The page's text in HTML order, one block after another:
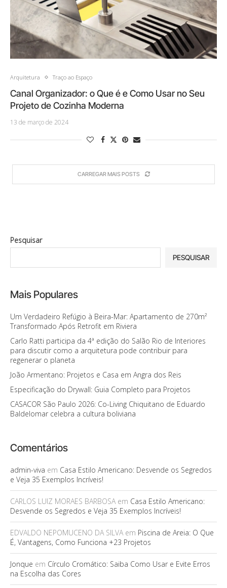
Arquitetura Traço ao Espaço
Canal Organizador: o Que é e Como Usar no Seu
Projeto de Cozinha Moderna
13 de março de 2024
CARREGAR MAIS POSTS
Pesquisar
PESQUISAR
Mais Populares
Um Verdadeiro Refúgio à Beira-Mar: Apartamento de 270m²
Transformado Após Retrofit em Riviera
Carlo Ratti participa da 4ª edição do Salão Rio de Interiores
para discutir como a arquitetura pode contribuir para
regenerar o planeta
João Armentano: Projetos e Casa em Angra dos Reis
Especificação do Drywall: Guia Completo para Projetos
CASACOR São Paulo 2026: Co-Living Chiquitano de Eduardo
Baldelomar celebra a cultura boliviana
Comentários
admin-viva em Casa Estilo Americano: Desvende os Segredos
e Veja 35 Exemplos Incríveis!
CARLOS LUIZ MORAES BARBOSAem Casa Estilo Americano:
Desvende os Segredos e Veja 35 Exemplos Incríveis!
EDVALDO NEPOMUCENO DA SILVAem Piscina de Areia: O Que
É, Vantagens, Como Funciona +23 Projetos
Jonque em Círculo Cromático: Saiba Como Usar e Evite Erros
na Escolha das Cores